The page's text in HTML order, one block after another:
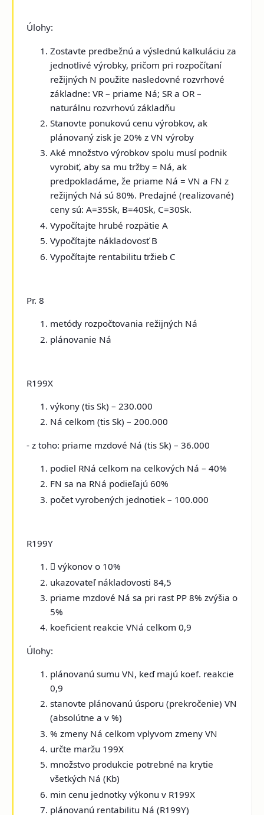
Úlohy:
Zostavte predbežnú a výslednú kalkuláciu za
jednotlivé výrobky, pričom pri rozpočítaní
režijných N použite nasledovné rozvrhové
základne: VR – priame Ná; SR a OR –
naturálnu rozvrhovú základňu
Stanovte ponukovú cenu výrobkov, ak
plánovaný zisk je 20% z VN výroby
Aké množstvo výrobkov spolu musí podnik
vyrobiť, aby sa mu tržby = Ná, ak
predpokladáme, že priame Ná = VN a FN z
režijných Ná sú 80%. Predajné (realizované)
ceny sú: A=35Sk, B=40Sk, C=30Sk.
Vypočítajte hrubé rozpätie A
Vypočítajte nákladovosť B
Vypočítajte rentabilitu tržieb C
Pr. 8
metódy rozpočtovania režijných Ná
plánovanie Ná
R199X
výkony (tis Sk) – 230.000
Ná celkom (tis Sk) – 200.000
- z toho: priame mzdové Ná (tis Sk) – 36.000
podiel RNá celkom na celkových Ná – 40%
FN sa na RNá podieľajú 60%
počet vyrobených jednotiek – 100.000
R199Y
 výkonov o 10%
ukazovateľ nákladovosti 84,5
priame mzdové Ná sa pri rast PP 8% zvýšia o
5%
koeficient reakcie VNá celkom 0,9
Úlohy:
plánovanú sumu VN, keď majú koef. reakcie
0,9
stanovte plánovanú úsporu (prekročenie) VN
(absolútne a v %)
% zmeny Ná celkom vplyvom zmeny VN
určte maržu 199X
množstvo produkcie potrebné na krytie
všetkých Ná (Kb)
min cenu jednotky výkonu v R199X
plánovanú rentabilitu Ná (R199Y)